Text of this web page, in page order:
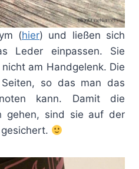
(hier) und ließen sich
Leder einpassen. Sie
am Handgelenk. Die
so das man das
kann. Damit die
gehen, sind sie auf der